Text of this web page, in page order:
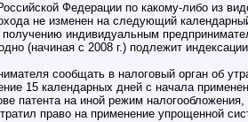
Федерации по какому-либо из
не изменен на следующий
получению индивидуальным
(начиная с 2008 г.) подлежит
сообщать в налоговый орган об
15 календарных дней с начала
патента на иной режим
право на применение упрощенной